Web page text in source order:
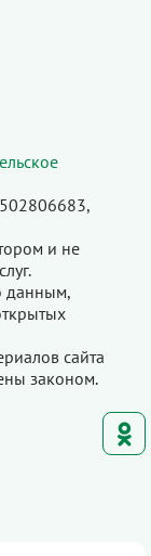
и не
данным,
сайта
законом.